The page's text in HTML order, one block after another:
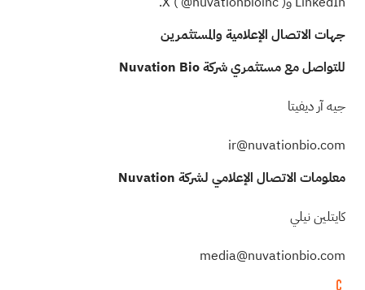
جهات الاتصال الإعلامية والمستثمرين
للتواصل مع مستثمري شركة Nuvation Bio
جيه آر ديفيتا
ir@nuvationbio.com
معلومات الاتصال الإعلامي لشركة Nuvation
كايتلين نيلي
media@nuvationbio.com